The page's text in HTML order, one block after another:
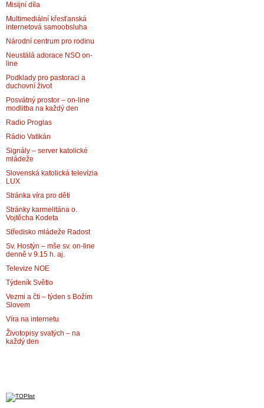
Misijní díla
Multimediální křesťanská
internetová samoobsluha
Národní centrum pro rodinu
Neustálá adorace NSO on-
line
Podklady pro pastoraci a
duchovní život
Posvátný prostor – on-line
modlitba na každý den
Radio Proglas
Rádio Vatikán
Signály – server katolické
mládeže
Slovenská katolická televízia
LUX
Stránka víra pro děti
Stránky karmelitána o.
Vojtěcha Kodeta
Středisko mládeže Radost
Sv. Hostýn – mše sv. on-line
denně v 9.15 h. aj.
Televize NOE
Týdeník Světlo
Vezmi a čti – týden s Božím
Slovem
Víra na internetu
Životopisy svatých – na
každý den